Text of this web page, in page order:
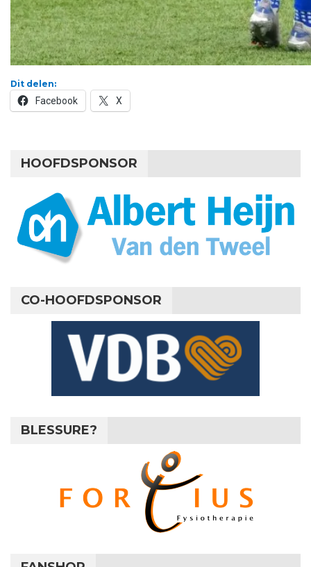
Dit delen:
Facebook X
HOOFDSPONSOR
CO-HOOFDSPONSOR
BLESSURE?